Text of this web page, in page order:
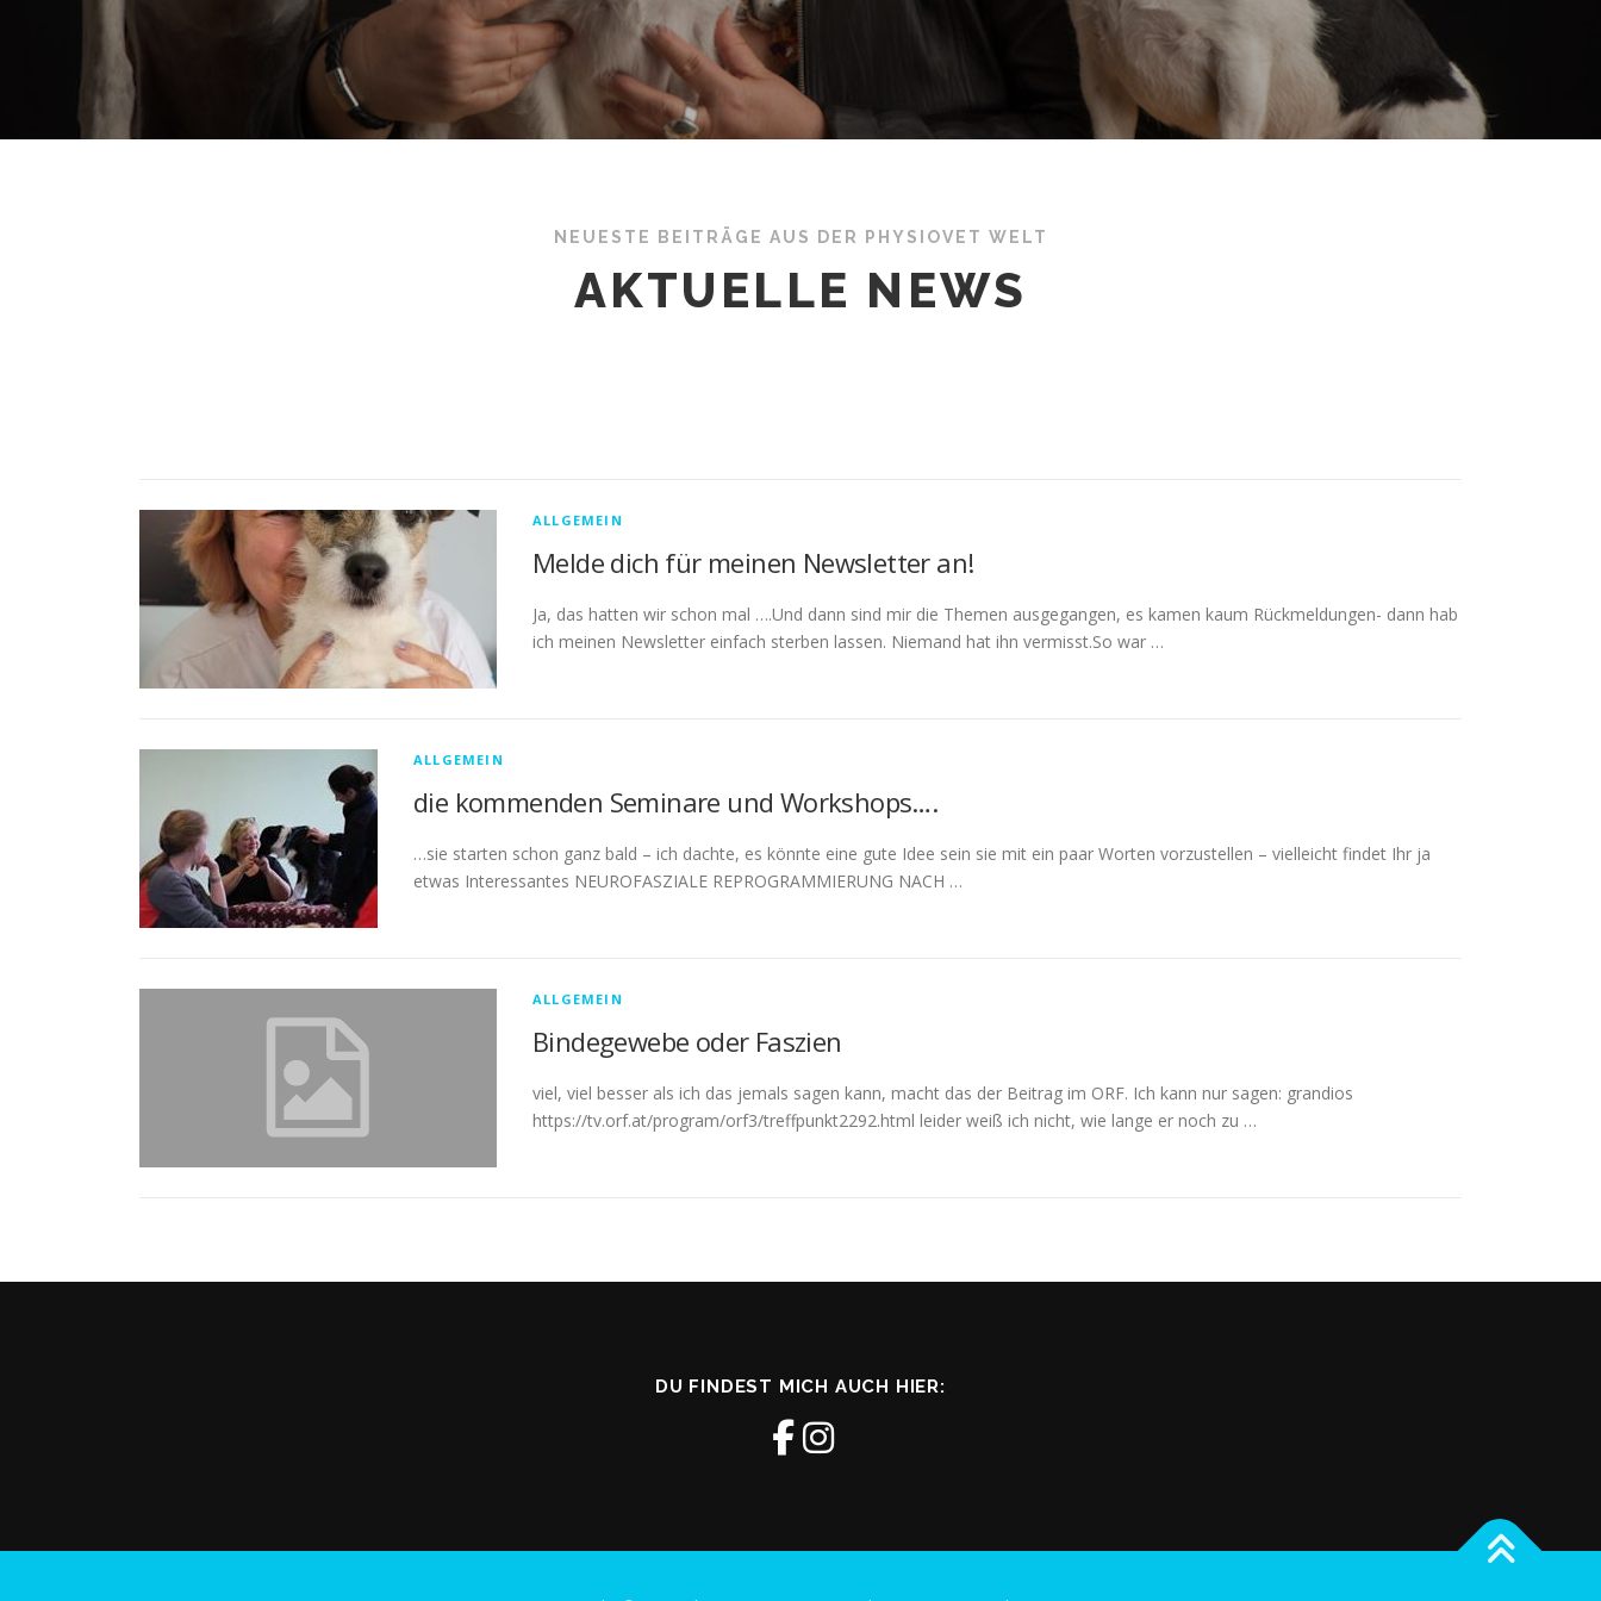
NEUESTE BEITRÄGE AUS DER PHYSIOVET WELT
AKTUELLE NEWS
ALLGEMEIN
Melde dich für meinen Newsletter an!
Ja, das hatten wir schon mal ….Und dann sind mir die Themen ausgegangen, es kamen kaum Rückmeldungen- dann hab
ich meinen Newsletter einfach sterben lassen. Niemand hat ihn vermisst.So war …
ALLGEMEIN
die kommenden Seminare und Workshops….
…sie starten schon ganz bald – ich dachte, es könnte eine gute Idee sein sie mit ein paar Worten vorzustellen – vielleicht findet Ihr ja
etwas Interessantes NEUROFASZIALE REPROGRAMMIERUNG NACH …
ALLGEMEIN
Bindegewebe oder Faszien
viel, viel besser als ich das jemals sagen kann, macht das der Beitrag im ORF. Ich kann nur sagen: grandios
https://tv.orf.at/program/orf3/treffpunkt2292.html leider weiß ich nicht, wie lange er noch zu …
DU FINDEST MICH AUCH HIER: